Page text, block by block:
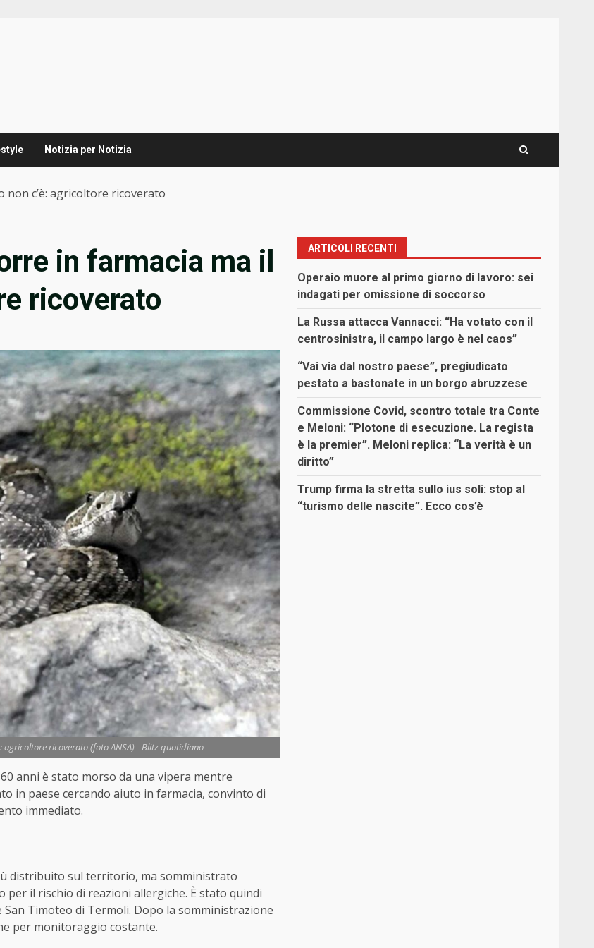
Notizia per Notizia
c’è: agricoltore ricoverato
in farmacia ma il
ricoverato
ricoverato (foto ANSA) - Blitz quotidiano
anni è stato morso da una vipera mentre
in paese cercando aiuto in farmacia, convinto di
immediato.
distribuito sul territorio, ma somministrato
il rischio di reazioni allergiche. È stato quindi
Timoteo di Termoli. Dopo la somministrazione
per monitoraggio costante.
ARTICOLI RECENTI
Operaio muore al primo giorno di lavoro: sei
indagati per omissione di soccorso
La Russa attacca Vannacci: “Ha votato con il
centrosinistra, il campo largo è nel caos”
“Vai via dal nostro paese”, pregiudicato
pestato a bastonate in un borgo abruzzese
Commissione Covid, scontro totale tra Conte
e Meloni: “Plotone di esecuzione. La regista
è la premier”. Meloni replica: “La verità è un
diritto”
Trump firma la stretta sullo ius soli: stop al
“turismo delle nascite”. Ecco cos’è